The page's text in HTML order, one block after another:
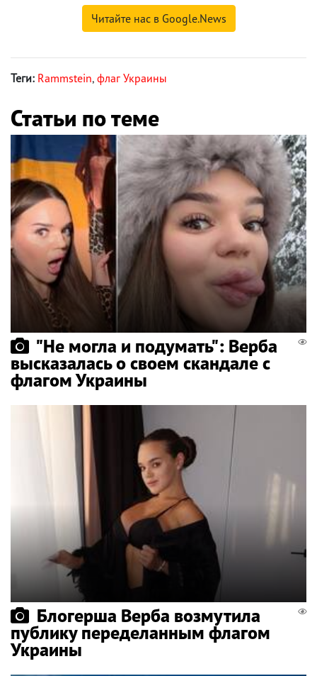
Читайте нас в Google.News
Теги: Rammstein, флаг Украины
Статьи по теме
"Не могла и подумать": Верба
высказалась о своем скандале с
флагом Украины
Блогерша Верба возмутила
публику переделанным флагом
Украины